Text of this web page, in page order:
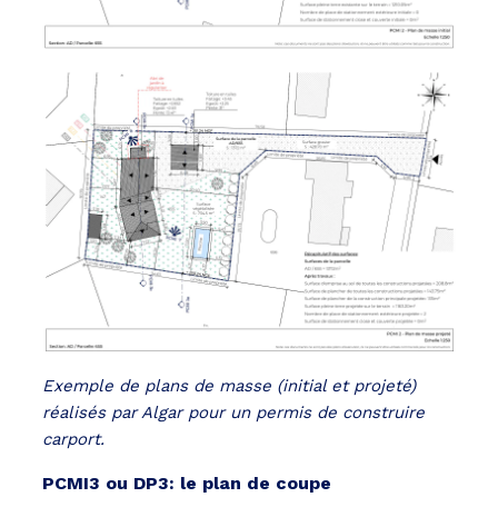
Exemple de plans de masse (initial et projeté)
réalisés par Algar pour un permis de construire
carport.
PCMI3 ou DP3: le plan de coupe